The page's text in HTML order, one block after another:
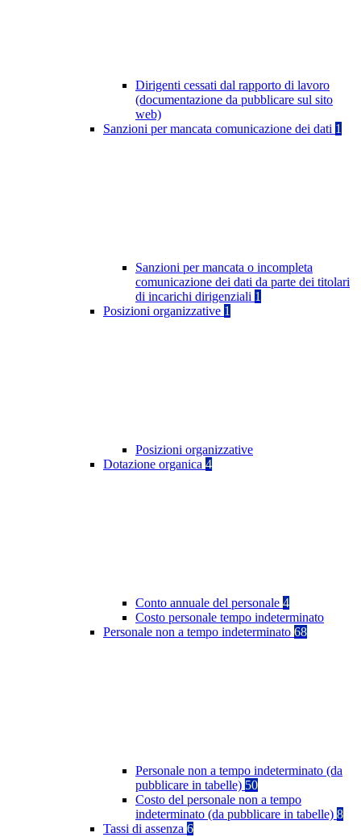
Dirigenti cessati dal rapporto di lavoro
(documentazione da pubblicare sul sito
web)
Sanzioni per mancata comunicazione dei dati 1
Sanzioni per mancata o incompleta
comunicazione dei dati da parte dei titolari
di incarichi dirigenziali 1
Posizioni organizzative 1
Posizioni organizzative
Dotazione organica 4
Conto annuale del personale 4
Costo personale tempo indeterminato
Personale non a tempo indeterminato 68
Personale non a tempo indeterminato (da
pubblicare in tabelle) 50
Costo del personale non a tempo
indeterminato (da pubblicare in tabelle) 8
Tassi di assenza 6